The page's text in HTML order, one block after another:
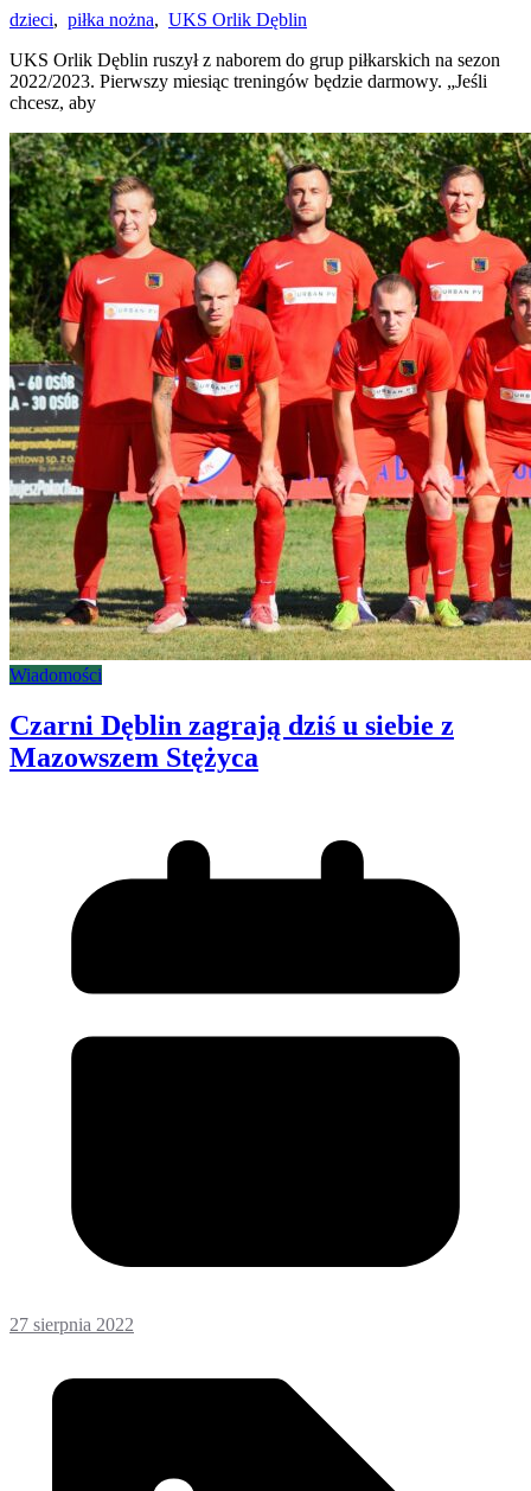
dzieci, piłka nożna, UKS Orlik Dęblin
UKS Orlik Dęblin ruszył z naborem do grup piłkarskich na sezon
2022/2023. Pierwszy miesiąc treningów będzie darmowy. „Jeśli
chcesz, aby
Wiadomości
Czarni Dęblin zagrają dziś u siebie z
Mazowszem Stężyca
27 sierpnia 2022